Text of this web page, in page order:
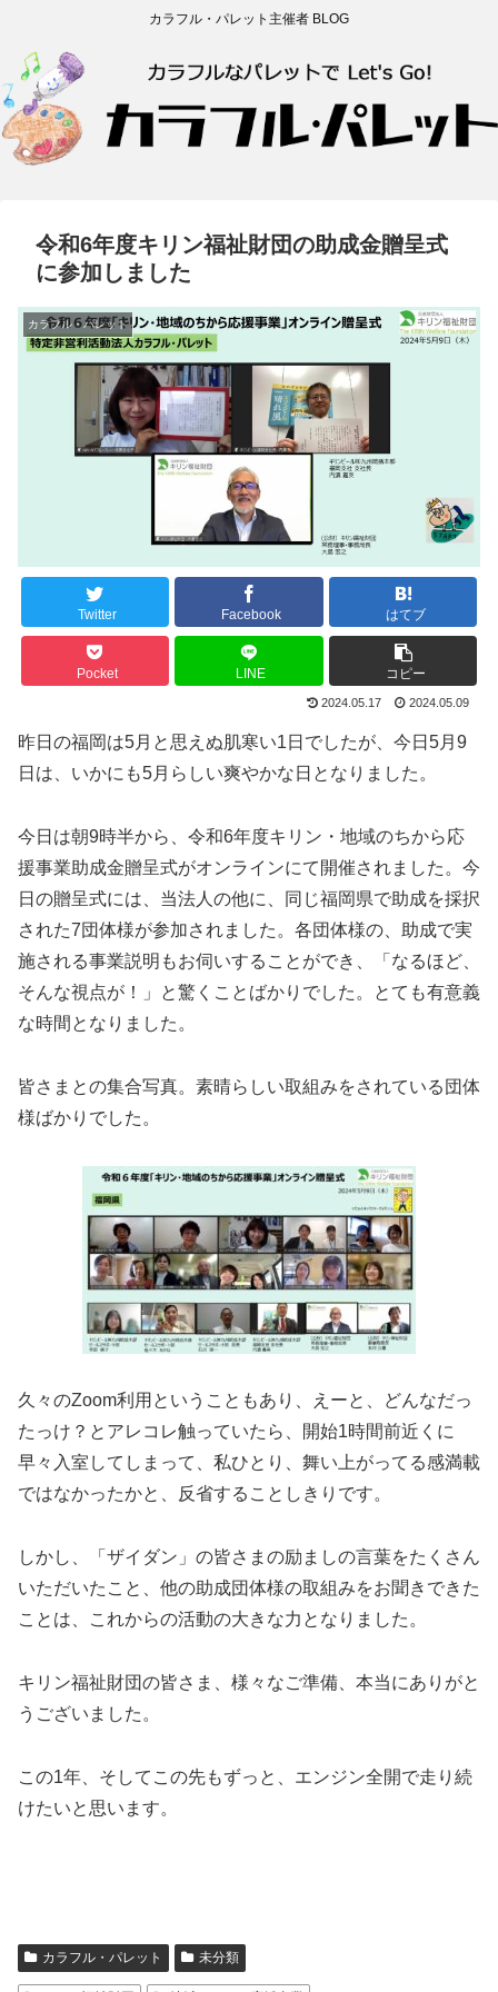
カラフル・パレット主催者 BLOG
令和6年度キリン福祉財団の助成金贈呈式
に参加しました
カラフル・パレット
Twitter Facebook はてブ
Pocket LINE コピー
2024.05.17 2024.05.09
昨日の福岡は5月と思えぬ肌寒い1日でしたが、今日5月9
日は、いかにも5月らしい爽やかな日となりました。
今日は朝9時半から、令和6年度キリン・地域のちから応
援事業助成金贈呈式がオンラインにて開催されました。今
日の贈呈式には、当法人の他に、同じ福岡県で助成を採択
された7団体様が参加されました。各団体様の、助成で実
施される事業説明もお伺いすることができ、「なるほど、
そんな視点が！」と驚くことばかりでした。とても有意義
な時間となりました。
皆さまとの集合写真。素晴らしい取組みをされている団体
様ばかりでした。
久々のZoom利用ということもあり、えーと、どんなだっ
たっけ？とアレコレ触っていたら、開始1時間前近くに
早々入室してしまって、私ひとり、舞い上がってる感満載
ではなかったかと、反省することしきりです。
しかし、「ザイダン」の皆さまの励ましの言葉をたくさん
いただいたこと、他の助成団体様の取組みをお聞きできた
ことは、これからの活動の大きな力となりました。
キリン福祉財団の皆さま、様々なご準備、本当にありがと
うございました。
この1年、そしてこの先もずっと、エンジン全開で走り続
けたいと思います。
カラフル・パレット 未分類